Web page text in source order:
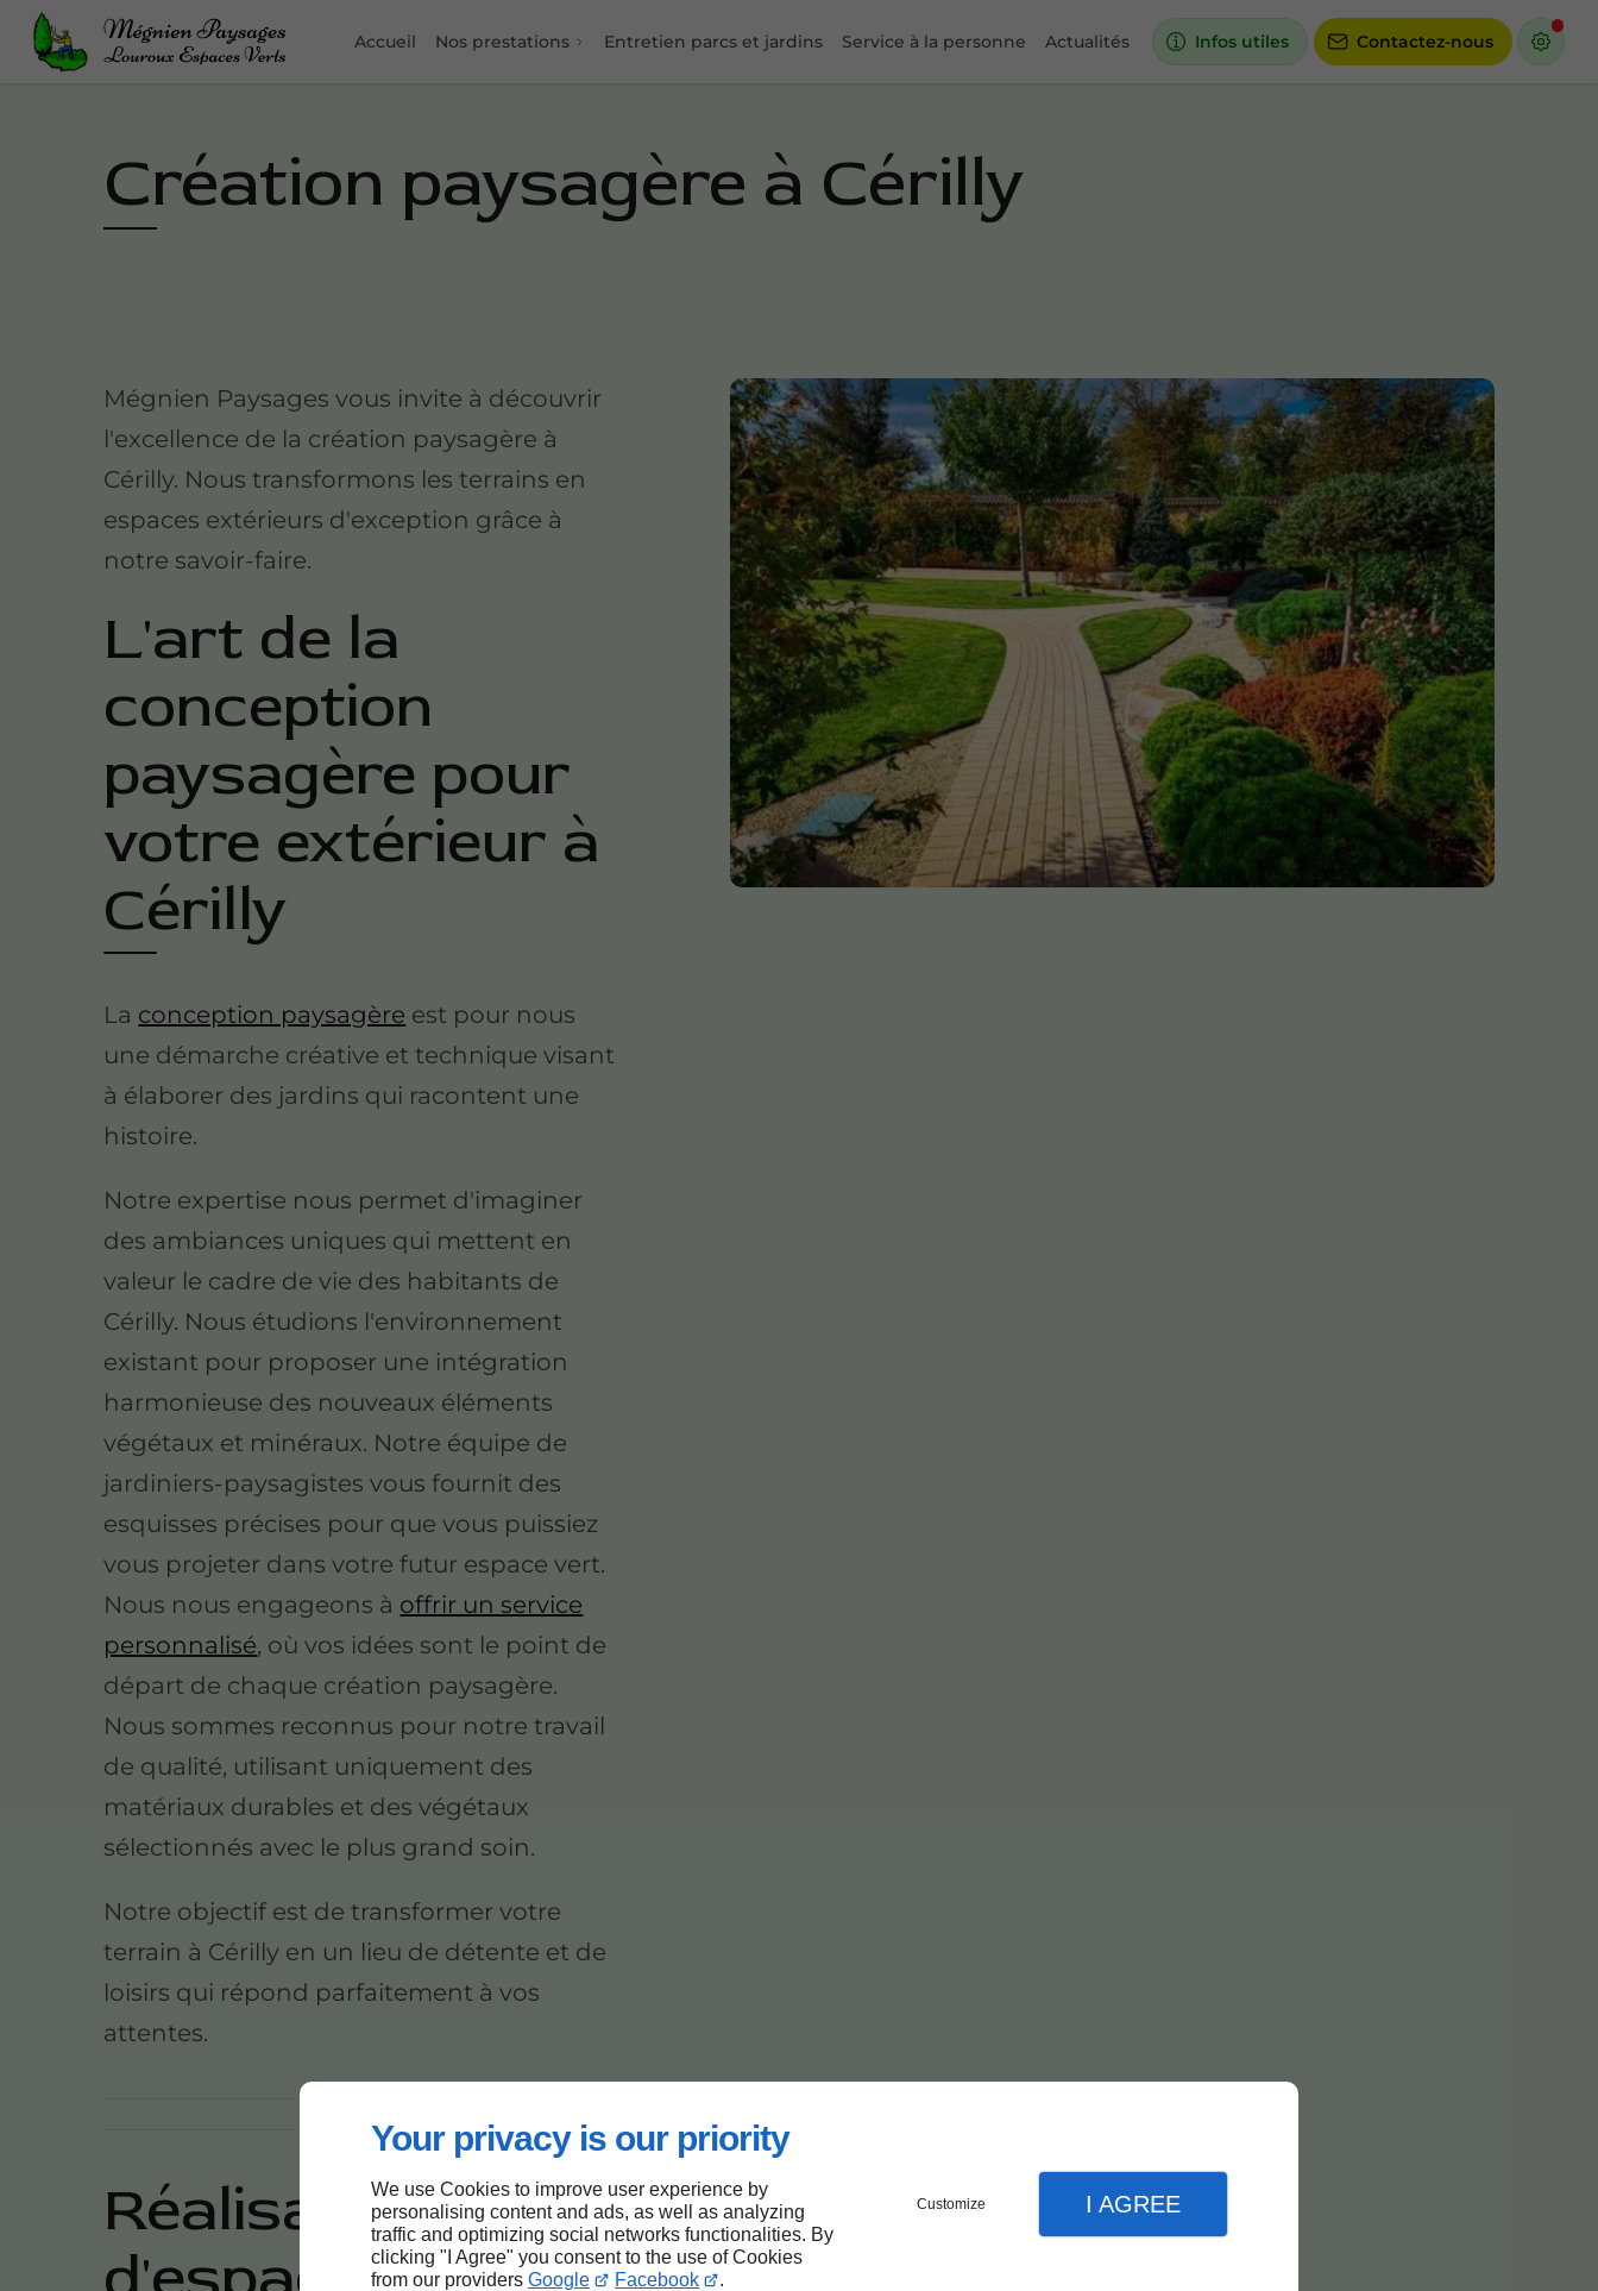
Your privacy is our priority
We use Cookies to improve user experience by
personalising content and ads, as well as analyzing
traffic and optimizing social networks functionalities. By
clicking "I Agree" you consent to the use of Cookies
from our providers Google Facebook .
Customize I AGREE
Accueil Nos prestations Entretien parcs et jardins Service à la personne Actualités Infos utiles Contactez-nous
Création paysagère à Cérilly
Mégnien Paysages vous invite à découvrir
l'excellence de la création paysagère à
Cérilly. Nous transformons les terrains en
espaces extérieurs d'exception grâce à
notre savoir-faire.
L'art de la
conception
paysagère pour
votre extérieur à
Cérilly
La conception paysagère est pour nous
une démarche créative et technique visant
à élaborer des jardins qui racontent une
histoire.
Notre expertise nous permet d'imaginer
des ambiances uniques qui mettent en
valeur le cadre de vie des habitants de
Cérilly. Nous étudions l'environnement
existant pour proposer une intégration
harmonieuse des nouveaux éléments
végétaux et minéraux. Notre équipe de
jardiniers-paysagistes vous fournit des
esquisses précises pour que vous puissiez
vous projeter dans votre futur espace vert.
Nous nous engageons à offrir un service
personnalisé, où vos idées sont le point de
départ de chaque création paysagère.
Nous sommes reconnus pour notre travail
de qualité, utilisant uniquement des
matériaux durables et des végétaux
sélectionnés avec le plus grand soin.
Notre objectif est de transformer votre
terrain à Cérilly en un lieu de détente et de
loisirs qui répond parfaitement à vos
attentes.
Réalisation